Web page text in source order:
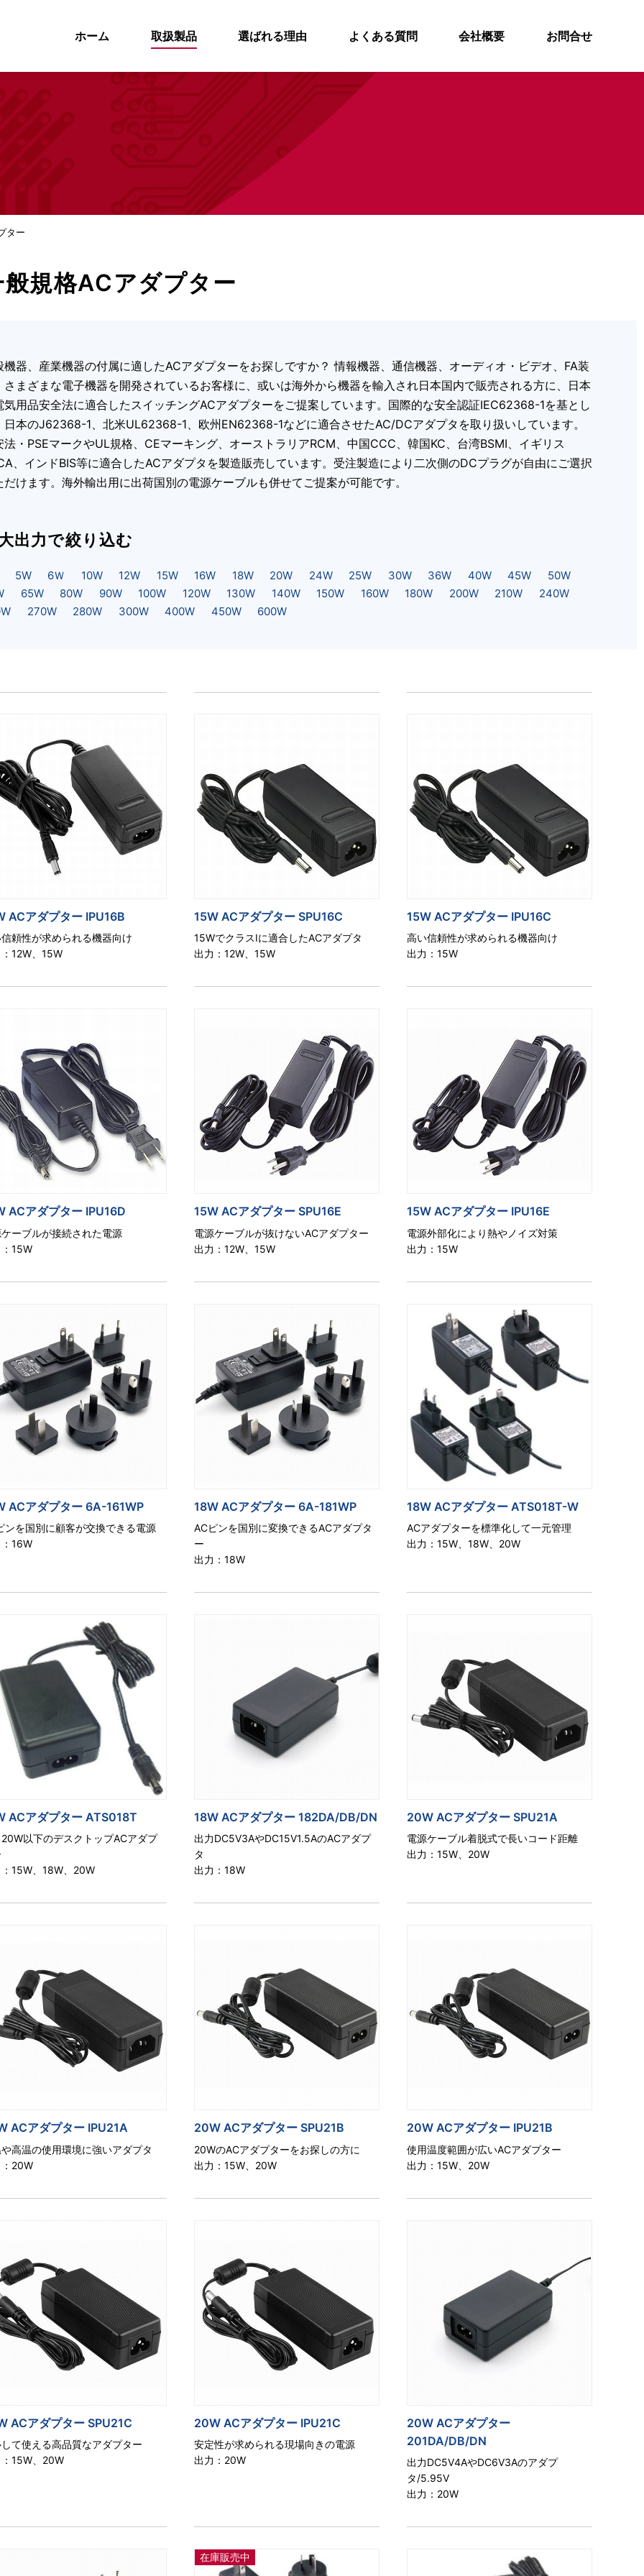
ホーム 取扱製品 選ばれる理由 よくある質問 会社概要 お問合せ
ター
般規格ACアダプター
機器、産業機器の付属に適したACアダプターをお探しですか？ 情報機器、通信機器、オーディオ・ビデオ、FA装
さまざまな電子機器を開発されているお客様に、或いは海外から機器を輸入され日本国内で販売される方に、日本
気用品安全法に適合したスイッチングACアダプターをご提案しています。国際的な安全認証IEC62368-1を基とし
日本のJ62368-1、北米UL62368-1、欧州EN62368-1などに適合させたAC/DCアダプタを取り扱いしています。
法・PSEマークやUL規格、CEマーキング、オーストラリアRCM、中国CCC、韓国KC、台湾BSMI、イギリス
、インドBIS等に適合したACアダプタを製造販売しています。受注製造により二次側のDCプラグが自由にご選択
だけます。海外輸出用に出荷国別の電源ケーブルも併せてご提案が可能です。
出力で絞り込む
5W 6Ｗ 10W 12W 15W 16W 18W 20W 24W 25W 30W 36W 40W 45W
50W
65W 80W 90W 100W 120W 130W 140W 150W 160W 180W 200W 210W
240W
270W 280W 300W 400W 450W 600W
ACアダプター IPU16B
頼性が求められる機器向け
12W、15W
15W ACアダプター SPU16C
15WでクラスⅠに適合したACアダプタ
出力：12W、15W
15W ACアダプター IPU16C
高い信頼性が求められる機器向け
出力：15W
ACアダプター IPU16D
ーブルが接続された電源
15W
15W ACアダプター SPU16E
電源ケーブルが抜けないACアダプター
出力：12W、15W
15W ACアダプター IPU16E
電源外部化により熱やノイズ対策
出力：15W
ACアダプター 6A-161WP
ンを国別に顧客が交換できる電源
16W
18W ACアダプター 6A-181WP
ACピンを国別に変換できるACアダプタ
ー
出力：18W
18W ACアダプター ATS018T-W
ACアダプターを標準化して一元管理
出力：15W、18W、20W
ACアダプター ATS018T
以下のデスクトップACアダプ
15W、18W、20W
18W ACアダプター 182DA/DB/DN
出力DC5V3AやDC15V1.5AのACアダプ
タ
出力：18W
20W ACアダプター SPU21A
電源ケーブル着脱式で長いコード距離
出力：15W、20W
ACアダプター IPU21A
高温の使用環境に強いアダプタ
20W
20W ACアダプター SPU21B
20WのACアダプターをお探しの方に
出力：15W、20W
20W ACアダプター IPU21B
使用温度範囲が広いACアダプター
出力：15W、20W
ACアダプター SPU21C
て使える高品質なアダプター
15W、20W
20W ACアダプター IPU21C
安定性が求められる現場向きの電源
出力：20W
20W ACアダプター
201DA/DB/DN
出力DC5V4AやDC6V3Aのアダプ
タ/5.95V
出力：20W
在庫販売中